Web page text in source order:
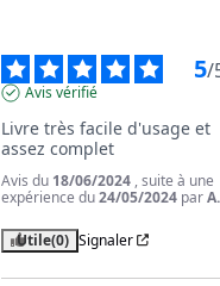
5/
Avis vérifié
Livre très facile d'usage et
assez complet
Avis du 18/06/2024 , suite à une
expérience du24/05/2024 par
Utile(0) Signaler